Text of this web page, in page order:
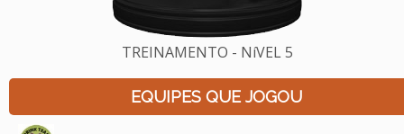
TREINAMENTO - NíVEL 5
EQUIPES QUE JOGOU